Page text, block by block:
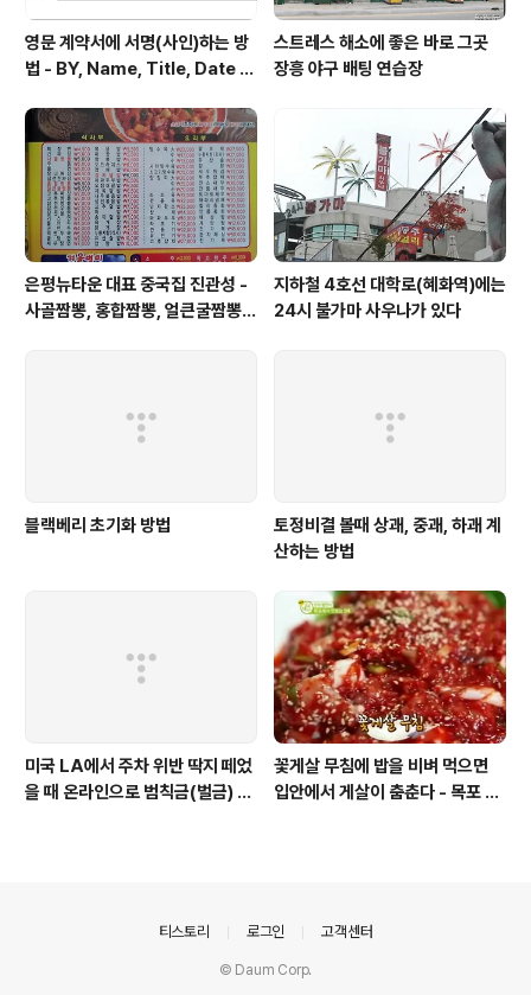
영문 계약서에 서명(사인)하는 방
법 - BY, Name, Title, Date Si
스트레스 해소에 좋은 바로 그곳
장흥 야구 배팅 연습장
은평뉴타운 대표 중국집 진관성 -
사골짬뽕, 홍합짬뽕, 얼큰굴짬뽕은
지하철 4호선 대학로(혜화역)에는
24시 불가마 사우나가 있다
블랙베리 초기화 방법
토정비결 볼때 상괘, 중괘, 하괘 계
산하는 방법
미국 LA에서 주차 위반 딱지 떼었
을 때 온라인으로 범칙금(벌금) 내
꽃게살 무침에 밥을 비벼 먹으면
입안에서 게살이 춤춘다 - 목포 가
티스토리 로그인 고객센터
© Daum Corp.